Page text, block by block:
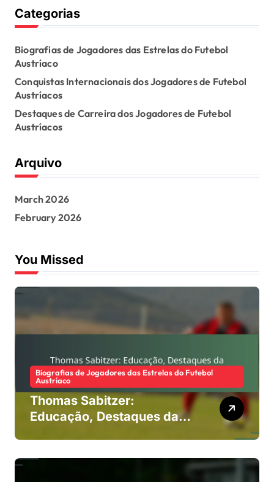
c
h
o
r
:
Categorias
Biografias de Jogadores das Estrelas do Futebol
Austríaco
Conquistas Internacionais dos Jogadores de Futebol
Austríacos
Destaques de Carreira dos Jogadores de Futebol
Austríacos
Arquivo
March 2026
February 2026
You Missed
Biografias de Jogadores das Estrelas do Futebol
Austríaco
Thomas Sabitzer:
Educação, Destaques da